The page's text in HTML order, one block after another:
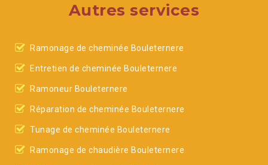
Autres services
Ramonage de cheminée Bouleternere
Entretien de cheminée Bouleternere
Ramoneur Bouleternere
Réparation de cheminée Bouleternere
Tunage de cheminée Bouleternere
Ramonage de chaudière Bouleternere